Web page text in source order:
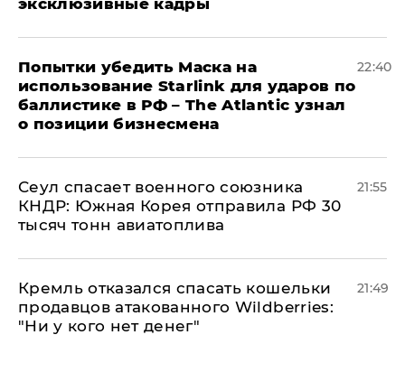
Попытки убедить Маска на
использование Starlink для ударов по
баллистике в РФ – The Atlantic узнал
о позиции бизнесмена
22:40
​Сеул спасает военного союзника
КНДР: Южная Корея отправила РФ 30
тысяч тонн авиатоплива
21:55
Кремль отказался спасать кошельки
продавцов атакованного Wildberries:
"Ни у кого нет денег"
21:49